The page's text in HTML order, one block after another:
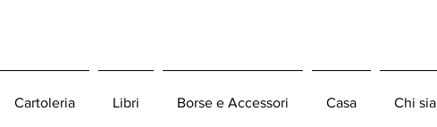
Cartoleria Libri Borse e Accessori Casa Chi